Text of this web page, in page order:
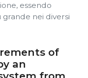
essendo
nei diversi
of
an